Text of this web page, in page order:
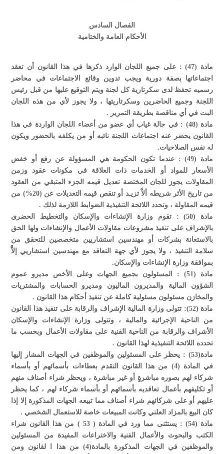
الفصال السادس
الأحكام العامة والختامية
مادة (47) : على جميع اللجان الوارد ذكرها في هذا القانون أن تعقد
اجتماعاتها بصفة دورية ويجب تدوين وقائع الاجتماعات في محاضر
رسميه تحفظ لدى سكرتارية كل لجنة ويتم التوقيع عليها من قبل رئيس
اللجنة وجميع الحاضرين وسكرتاريتها ، ولا يجوز لأي من هذه اللجان
البت في أي مناقصة بطريقة التمرير .
مادة (48) : في حالة غياب أي عضو من أعضاء اللجان الواردة في هذا
القانون يحضر عنه اجتماعات اللجنة نائبه أو من يكلفه بالحضور ويكون
له نفس الصلاحيات.
مادة (49) : عندما تكون الحكومة هي المسؤولة عن رفع أو خفض
الأسعار للمواد أو الخدمات ذات العلاقة في مكونات عقود وزمن
المقاولات يجوز للجان المختصة تعديل قيمه الجزء المتبقي من العقود
من تاريخ الأثر شريطه ألاَّ تزيـد أو تنقص قيمه التعديلات عن (20%) من
قيمه المقاولة ، وتحدد اللائحة التنفيذية الضوابط اللازمة لذلك .
مادة (50) : تقوم وزارة الإنشاءات والإسكان والتخطيط الحضري
بالإشراف على تنفيذ مشروعات مقاولات الأعمال والإنشاءات ولها الحق
بالاستعانة بشركات أو مهندسين استشاريين متخصصين للتحقق من
سلامة التنفيذ ، ولا يجوز لأي جهة التعاقد مع مهندسين استشاريي إلاَّ
بموافقة وزارة الإنشاءات والإسكان.
مادة (51) : المسئولون بجميع الجهات وعلى الأخص مديرو عموم
الشؤون المالية والمديرون الماليون ومديرو الحسابات والمشتريات
والمخازن مسئولون مسئولية كاملة عن تنفيذ أحكام هذا القانون .
مادة (52): تتولى وزارة المالية الإشراف والرقابة على تنفيذ هذا القانون
من الناحية الإجرائية والمالية ، وتتولى وزارة الإنشاءات والإسكان
الأشراف والرقابة من الناحية الفنية على مقاولات الأعمال وبحسب ما
تحدده اللائحة التنفيذية لهذا القانون .
مادة(53) : يحظر على المسئولين والموظفين في الجهات المشار إليها
في المادة (4) من هذا القانون التقدم بعطاءات بأسمائهم أو بأسماء
شركاء لهم بصوره مباشرةٍ أو غير مباشرة ، ويحظر شراء أصناف منهم
أو تكليفهم بأعمال تعاقديه بأسمائهم أو بأسماء شركاء لهم ، كما يحظر
عليهم أو على شركائهم شراء أصناف مما تبيعه الجهات المذكورة إلا إذا
كان البيع بالمزاد العلني وكانت المبيعات خاصة للاستعمال الشخصي .
مادة (54) : يستثنى مما ورد في المادة ( 53 ) من هذا القانون شراء
الكتب والبحوث والأعمال الفنية والاختراعات المفيدة من المسئولين
والموظفين في الجهات المذكورة بالمادة(4) من هذا ا لقانون ومن